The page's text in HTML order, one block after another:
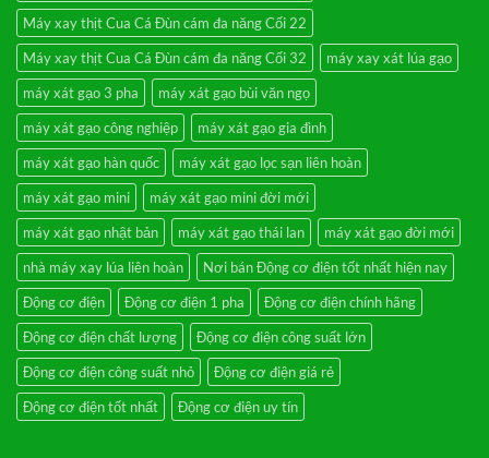
Máy xay thịt Cua Cá Đùn cám đa năng Cối 22
Máy xay thịt Cua Cá Đùn cám đa năng Cối 32
máy xay xát lúa gạo
máy xát gạo 3 pha
máy xát gạo bùi văn ngọ
máy xát gạo công nghiệp
máy xát gạo gia đình
máy xát gạo hàn quốc
máy xát gạo lọc sạn liên hoàn
máy xát gạo mini
máy xát gạo mini đời mới
máy xát gạo nhật bản
máy xát gạo thái lan
máy xát gạo đời mới
nhà máy xay lúa liên hoàn
Nơi bán Động cơ điện tốt nhất hiện nay
Động cơ điện
Động cơ điện 1 pha
Động cơ điện chính hãng
Động cơ điện chất lượng
Động cơ điện công suất lớn
Động cơ điện công suất nhỏ
Động cơ điện giá rẻ
Động cơ điện tốt nhất
Động cơ điện uy tín